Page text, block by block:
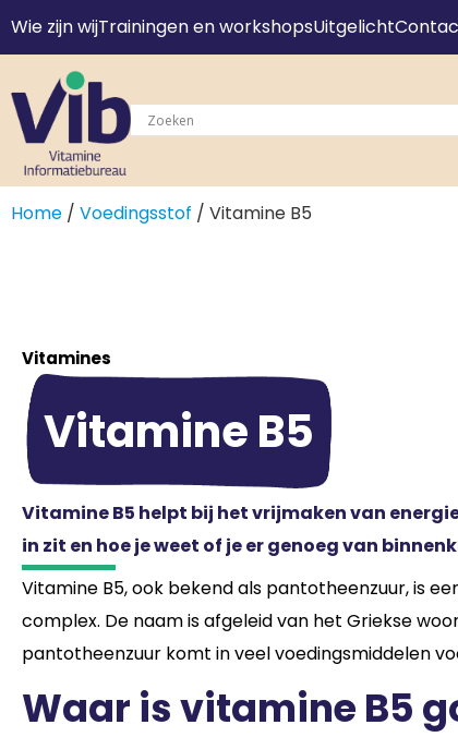
Wie zijn wijTrainingen en workshopsUitgelicht
Home / Voedingsstof / Vitamine B5
Vitamines
Vitamine B5
Vitamine B5 helpt bij het vrijmaken van
in zit en hoe je weet of je er genoeg van
Vitamine B5, ook bekend als pantotheenzuur, is
complex. De naam is afgeleid van het Griekse
pantotheenzuur komt in veel voedingsmiddelen
Waar is vitamine B5